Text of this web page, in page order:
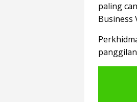
paling
Business